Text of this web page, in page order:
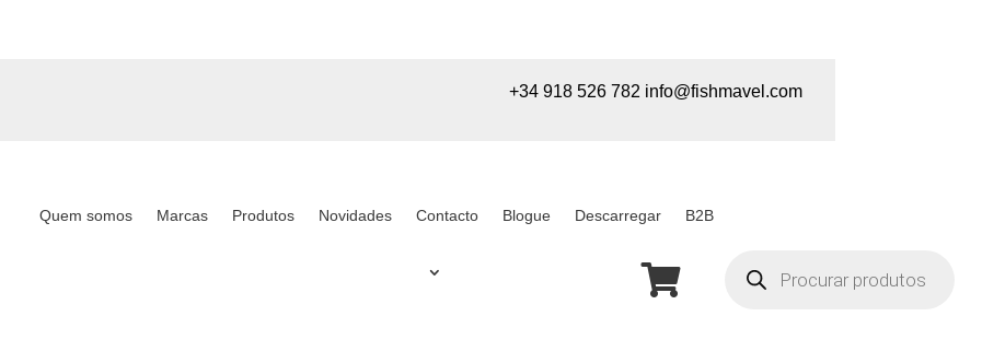
+34 918 526 782 info@fishmavel.com
Quem somos Marcas Produtos Novidades Contacto Blogue Descarregar B2B

produtos